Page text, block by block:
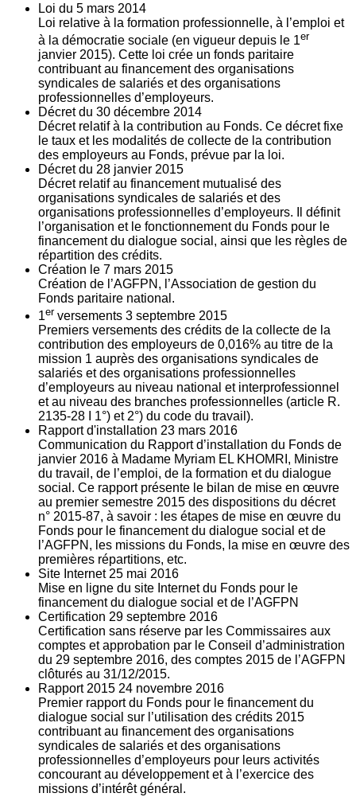
Loi du 5 mars 2014
Loi relative à la formation professionnelle, à l’emploi et
à la démocratie sociale (en vigueur depuis le 1er
janvier 2015). Cette loi crée un fonds paritaire
contribuant au financement des organisations
syndicales de salariés et des organisations
professionnelles d’employeurs.
Décret du 30 décembre 2014
Décret relatif à la contribution au Fonds. Ce décret fixe
le taux et les modalités de collecte de la contribution
des employeurs au Fonds, prévue par la loi.
Décret du 28 janvier 2015
Décret relatif au financement mutualisé des
organisations syndicales de salariés et des
organisations professionnelles d’employeurs. Il définit
l’organisation et le fonctionnement du Fonds pour le
financement du dialogue social, ainsi que les règles de
répartition des crédits.
Création le 7 mars 2015
Création de l’AGFPN, l’Association de gestion du
Fonds paritaire national.
1er versements 3 septembre 2015
Premiers versements des crédits de la collecte de la
contribution des employeurs de 0,016% au titre de la
mission 1 auprès des organisations syndicales de
salariés et des organisations professionnelles
d’employeurs au niveau national et interprofessionnel
et au niveau des branches professionnelles (article R.
2135‐28 I 1°) et 2°) du code du travail).
Rapport d'installation 23 mars 2016
Communication du Rapport d’installation du Fonds de
janvier 2016 à Madame Myriam EL KHOMRI, Ministre
du travail, de l’emploi, de la formation et du dialogue
social. Ce rapport présente le bilan de mise en œuvre
au premier semestre 2015 des dispositions du décret
n° 2015-87, à savoir : les étapes de mise en œuvre du
Fonds pour le financement du dialogue social et de
l’AGFPN, les missions du Fonds, la mise en œuvre des
premières répartitions, etc.
Site Internet 25 mai 2016
Mise en ligne du site Internet du Fonds pour le
financement du dialogue social et de l’AGFPN
Certification 29 septembre 2016
Certification sans réserve par les Commissaires aux
comptes et approbation par le Conseil d’administration
du 29 septembre 2016, des comptes 2015 de l’AGFPN
clôturés au 31/12/2015.
Rapport 2015 24 novembre 2016
Premier rapport du Fonds pour le financement du
dialogue social sur l’utilisation des crédits 2015
contribuant au financement des organisations
syndicales de salariés et des organisations
professionnelles d’employeurs pour leurs activités
concourant au développement et à l’exercice des
missions d’intérêt général.